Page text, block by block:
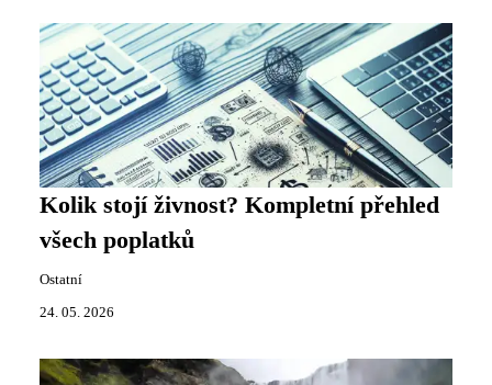
Kolik stojí živnost? Kompletní přehled
všech poplatků
Ostatní
24. 05. 2026